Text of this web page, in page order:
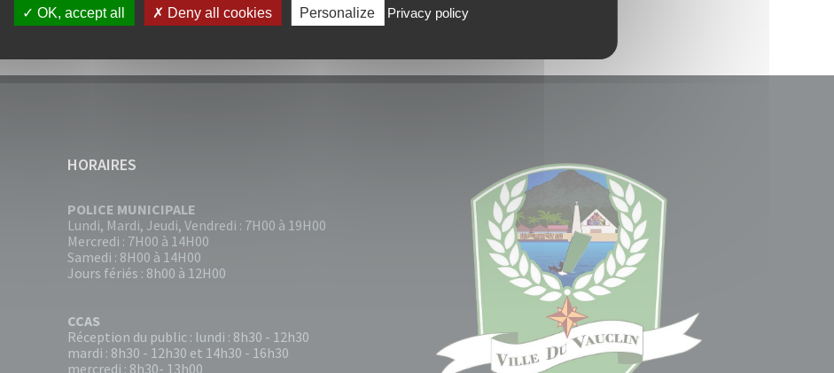
HORAIRES
POLICE MUNICIPALE
Lundi, Mardi, Jeudi, Vendredi : 7H00 à 19H00
Mercredi : 7H00 à 14H00
Samedi : 8H00 à 14H00
Jours fériés : 8h00 à 12H00
CCAS
Réception du public : lundi : 8h30 - 12h30
mardi : 8h30 - 12h30 et 14h30 - 16h30
mercredi : 8h30- 13h00
OK, accept all Deny all cookies Personalize Privacy policy